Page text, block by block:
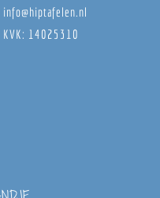
info@hiptafelen.nl
KVK: 14025310